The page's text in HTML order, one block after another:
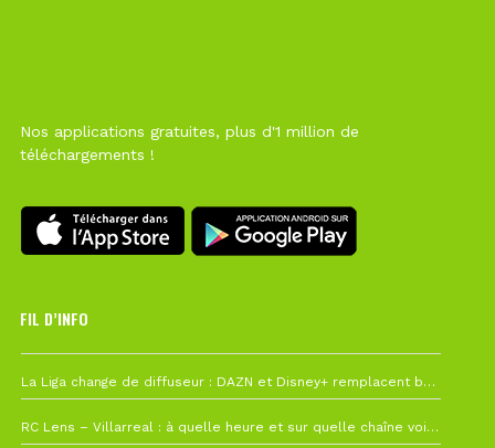
Nos applications gratuites, plus d'1 million de
téléchargements !
FIL D’INFO
La Liga change de diffuseur : DAZN et Disney+ remplacent beIN Sports !
RC Lens – Villarreal : à quelle heure et sur quelle chaîne voir la finale de la Como Cup ?